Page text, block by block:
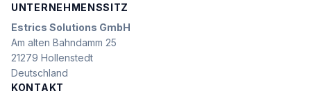
UNTERNEHMENSSITZ
Estrics Solutions GmbH
Am alten Bahndamm 25
21279 Hollenstedt
Deutschland
KONTAKT